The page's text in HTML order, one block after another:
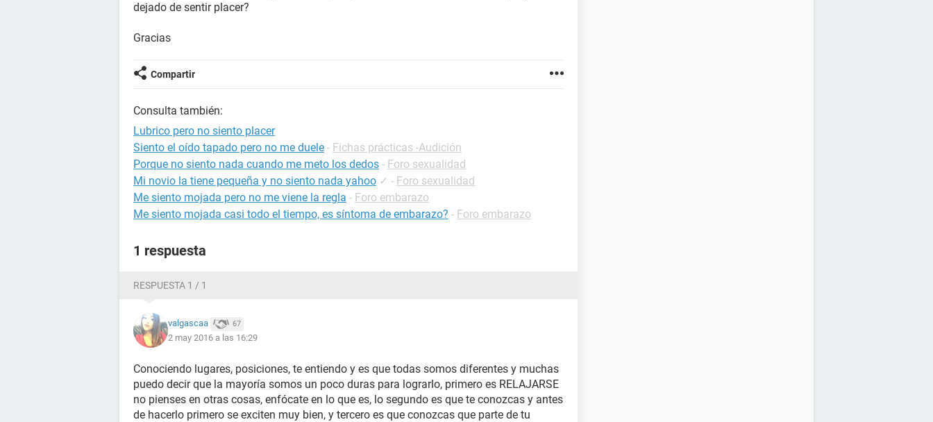
dejado de sentir placer?
Gracias
Compartir
Consulta también:
Lubrico pero no siento placer
Siento el oído tapado pero no me duele - Fichas prácticas -Audición
Porque no siento nada cuando me meto los dedos - Foro sexualidad
Mi novio la tiene pequeña y no siento nada yahoo ✓ - Foro sexualidad
Me siento mojada pero no me viene la regla - Foro embarazo
Me siento mojada casi todo el tiempo, es síntoma de embarazo? - Foro embarazo
1 respuesta
RESPUESTA 1 / 1
valgascaa 67
2 may 2016 a las 16:29
Conociendo lugares, posiciones, te entiendo y es que todas somos diferentes y muchas
puedo decir que la mayoría somos un poco duras para lograrlo, primero es RELAJARSE
no pienses en otras cosas, enfócate en lo que es, lo segundo es que te conozcas y antes
de hacerlo primero se exciten muy bien, y tercero es que conozcas que parte de tu